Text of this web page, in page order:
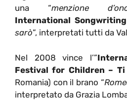
una “menzione
International
sarò”, interpretati tutti da
Nel 2008 vince l’”
Festival for Children – Ti
Romania) con il brano “
interpretato da Grazia